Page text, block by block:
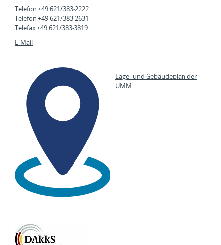
Telefon +49 621/383-2222
Telefon +49 621/383-2631
Telefax +49 621/383-3819
E-Mail
Lage- und Gebäudeplan der
UMM